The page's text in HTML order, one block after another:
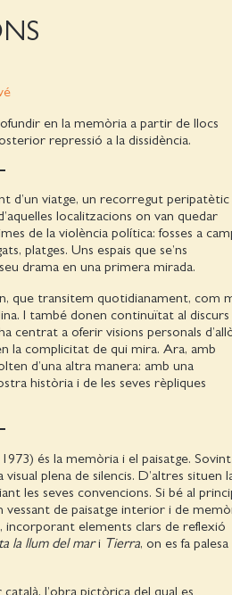
en la memòria a partir de llocs
repressió a la dissidència.
d’un viatge, un recorregut peripatètic
localitzacions on van quedar
de la violència política: fosses a
platges. Uns espais que se’ns
drama en una primera mirada.
que transitem quotidianament, com
I també donen continuïtat al discurs
centrat a oferir visions personals
la complicitat de qui mira. Ara, amb
d’una altra manera: amb una
història i de les seves rèpliques
és la memòria i el paisatge. Sovint
plena de silencis. D’altres situen
les seves convencions. Si bé al
vessant de paisatge interior i de
incorporant elements clars de reflexió
la llum del mari Tierra, on es fa palesa
l’obra pictòrica del qual es